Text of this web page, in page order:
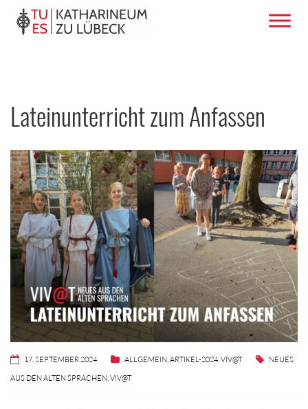
Lateinunterricht zum Anfassen
17. SEPTEMBER 2024 ALLGEMEIN ARTIKEL-2024, VIV@T
NEUES
AUS DEN ALTEN SPRACHEN VIV@T